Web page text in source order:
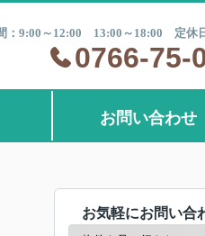
：9:00～12:00 13:00～18:00 定休
0766-75-
お問い合わせ
お気軽にお問い合